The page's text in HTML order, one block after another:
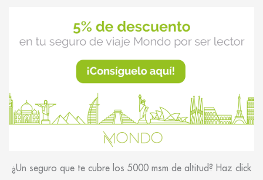
¿Un seguro que te cubre los 5000 msm de altitud? Haz click